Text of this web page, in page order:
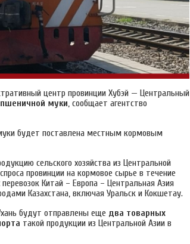
центр провинции Хубэй — Центральный
муки, сообщает агентство
будет поставлена местным кормовым
сельского хозяйства из Центральной
провинции на кормовое сырье в течение
Китай – Европа – Центральная Азия
Казахстана, включая Уральск и Кокшетау.
будут отправлены еще два товарных
такой продукции из Центральной Азии в